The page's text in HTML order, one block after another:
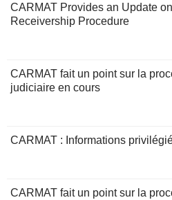
CARMAT Provides an Update
Receivership Procedure
CARMAT fait un point sur la
judiciaire en cours
CARMAT : Informations
CARMAT fait un point sur la